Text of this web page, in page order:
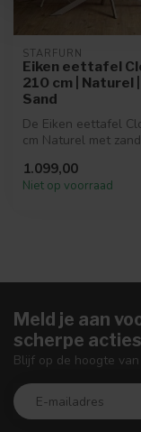
STARFURN
Eiken eettafel
210 cm | Naturel
Sand
De Eiken eettafel
cm Naturel met
1.099,00
Niet op voorraad
Meld je aan
scherpe acties
Blijf op de hoogte